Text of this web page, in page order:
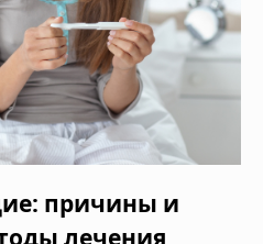
причины и
лечения